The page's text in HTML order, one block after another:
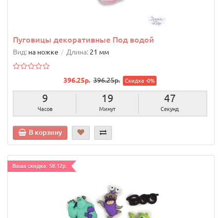
Пуговицы декоративные Под водой
Вид: на ножке Длина: 21 мм
396.25р. 396.25р. Скидка -0%
9
Часов
19
Минут
46
Секунд
В корзину
Ваша скидка: 58.12р.